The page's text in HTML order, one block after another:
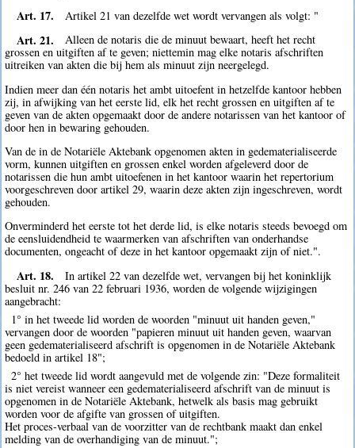
Art. 17. Artikel 21 van dezelfde wet wordt vervangen als volgt: "
Art. 21.
Alleen de notaris die de minuut bewaart, heeft het recht
grossen en uitgiften af te geven; niettemin mag elke notaris afschriften
uitreiken van akten die bij hem als minuut zijn neergelegd.
Indien meer dan één notaris het ambt uitoefent in hetzelfde kantoor hebben
zij, in afwijking van het eerste lid, elk het recht grossen en uitgiften af te
geven van de akten opgemaakt door de andere notarissen van het kantoor of
door hen in bewaring gehouden.
Van de in de Notariële Aktebank opgenomen akten in gedematerialiseerde
vorm, kunnen uitgiften en grossen enkel worden afgeleverd door de
notarissen die hun ambt uitoefenen in het kantoor waarin het repertorium
voorgeschreven door artikel 29, waarin deze akten zijn ingeschreven, wordt
gehouden.
Onverminderd het eerste tot het derde lid, is elke notaris steeds bevoegd om
de eensluidendheid te waarmerken van afschriften van onderhandse
documenten, ongeacht of deze in het kantoor opgemaakt zijn of niet.".
Art. 18.
In artikel 22 van dezelfde wet, vervangen bij het koninklijk
besluit nr. 246 van 22 februari 1936, worden de volgende wijzigingen
aangebracht:
1° in het tweede lid worden de woorden "minuut uit handen geven,"
vervangen door de woorden "papieren minuut uit handen geven, waarvan
geen gedematerialiseerd afschrift is opgenomen in de Notariële Aktebank
bedoeld in artikel 18";
2° het tweede lid wordt aangevuld met de volgende zin: "Deze formaliteit
is niet vereist wanneer een gedematerialiseerd afschrift van de minuut is
opgenomen in de Notariële Aktebank, hetwelk als basis mag gebruikt
worden voor de afgifte van grossen of uitgiften.
Het proces-verbaal van de voorzitter van de rechtbank maakt dan enkel
melding van de overhandiging van de minuut.";